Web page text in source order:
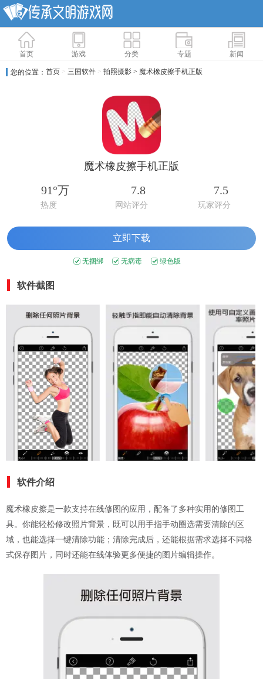
首页 游戏 分类 专题 新闻
您的位置： 首页 > 三国软件 > 拍照摄影 > 魔术橡皮擦手机正版
魔术橡皮擦手机正版
91°万
热度
7.8
网站评分
7.5
玩家评分
立即下载
无捆绑 无病毒 绿色版
软件截图
软件介绍
魔术橡皮擦是一款支持在线修图的应用，配备了多种实用的修图工
具。你能轻松修改照片背景，既可以用手指手动圈选需要清除的区
域，也能选择一键清除功能；清除完成后，还能根据需求选择不同格
式保存图片，同时还能在线体验更多便捷的图片编辑操作。